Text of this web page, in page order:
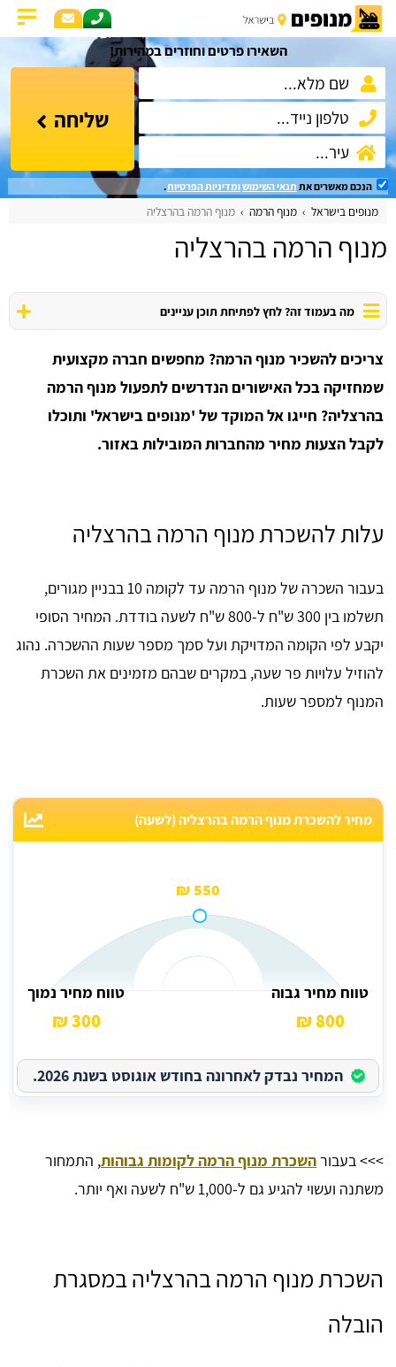
השאירו פרטים וחוזרים במהירות!
שליחה
הנכם מאשרים את תנאי השימושומדיניות הפרטיות.
מנופים בישראל מנוף הרמה מנוף הרמה בהרצליה
מנוף הרמה בהרצליה
מה בעמוד זה? לחץ לפתיחת תוכן עניינים
צריכים להשכיר מנוף הרמה? מחפשים חברה מקצועית
שמחזיקה בכל האישורים הנדרשים לתפעול מנוף הרמה
בהרצליה? חייגו אל המוקד של 'מנופים בישראל' ותוכלו
לקבל הצעות מחיר מהחברות המובילות באזור.
עלות להשכרת מנוף הרמה בהרצליה
בעבור השכרה של מנוף הרמה עד לקומה 10 בבניין מגורים,
תשלמו בין 300 ש"ח ל-800 ש"ח לשעה בודדת. המחיר הסופי
יקבע לפי הקומה המדויקת ועל סמך מספר שעות ההשכרה. נהוג
להוזיל עלויות פר שעה, במקרים שבהם מזמינים את השכרת
המנוף למספר שעות.
מחיר להשכרת מנוף הרמה בהרצליה (לשעה)
550 ₪
טווח מחיר גבוה
800 ₪
טווח מחיר נמוך
300 ₪
המחיר נבדק לאחרונה בחודש אוגוסט בשנת 2026.
>>> בעבורהשכרת מנוף הרמה לקומות גבוהות, התמחור
משתנה ועשוי להגיע גם ל-1,000 ש"ח לשעה ואף יותר.
השכרת מנוף הרמה בהרצליה במסגרת
הובלה